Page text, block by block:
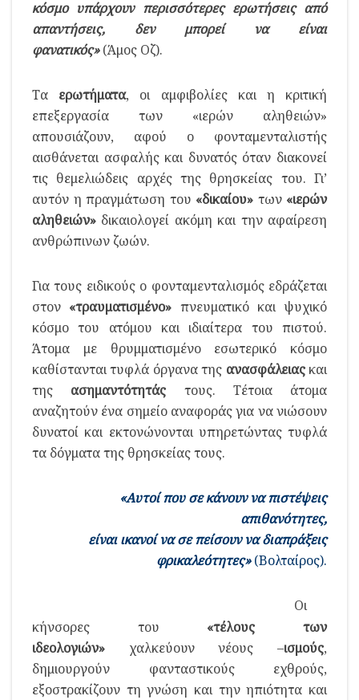
κόσμο υπάρχουν περισσότερες ερωτήσεις από
απαντήσεις, δεν μπορεί να είναι
φανατικός»(Άμος Οζ).
Τα ερωτήματα, οι αμφιβολίες και η κριτική
επεξεργασία των «ιερών αληθειών»
απουσιάζουν, αφού ο φονταμενταλιστής
αισθάνεται ασφαλής και δυνατός όταν διακονεί
τις θεμελιώδεις αρχές της θρησκείας του. Γι’
αυτόν η πραγμάτωση του «δικαίου» των «ιερών
αληθειών» δικαιολογεί ακόμη και την αφαίρεση
ανθρώπινων ζωών.
Για τους ειδικούς ο φονταμενταλισμός εδράζεται
στον «τραυματισμένο» πνευματικό και ψυχικό
κόσμο του ατόμου και ιδιαίτερα του πιστού.
Άτομα με θρυμματισμένο εσωτερικό κόσμο
καθίστανται τυφλά όργανα της ανασφάλειαςκαι
της ασημαντότητάς τους. Τέτοια άτομα
αναζητούν ένα σημείο αναφοράς για να νιώσουν
δυνατοί και εκτονώνονται υπηρετώντας τυφλά
τα δόγματα της θρησκείας τους.
«Αυτοί που σε κάνουν να πιστέψεις
απιθανότητες,
είναι ικανοί να σε πείσουν να διαπράξεις
φρικαλεότητες»(Βολταίρος).
Οι
κήνσορες του «τέλους των
ιδεολογιών» χαλκεύουν νέους –ισμούς,
δημιουργούν φανταστικούς εχθρούς,
εξοστρακίζουν τη γνώση και την ηπιότητα και